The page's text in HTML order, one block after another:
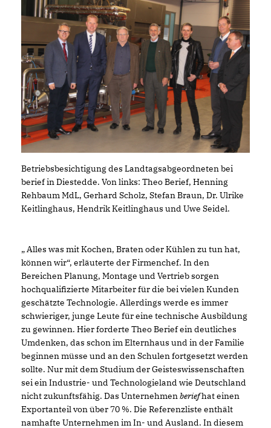
Betriebsbesichtigung des Landtagsabgeordneten bei
berief in Diestedde. Von links: Theo Berief, Henning
Rehbaum MdL, Gerhard Scholz, Stefan Braun, Dr. Ulrike
Keitlinghaus, Hendrik Keitlinghaus und Uwe Seidel.
Alles was mit Kochen, Braten oder Kühlen zu tun hat,
können wir“, erläuterte der Firmenchef. In den
Bereichen Planung, Montage und Vertrieb sorgen
hochqualifizierte Mitarbeiter für die bei vielen Kunden
geschätzte Technologie. Allerdings werde es immer
schwieriger, junge Leute für eine technische Ausbildung
zu gewinnen. Hier forderte Theo Berief ein deutliches
Umdenken, das schon im Elternhaus und in der Familie
beginnen müsse und an den Schulen fortgesetzt werden
sollte. Nur mit dem Studium der Geisteswissenschaften
sei ein Industrie- und Technologieland wie Deutschland
nicht zukunftsfähig. Das Unternehmenberiefhat einen
Exportanteil von über 70 %. Die Referenzliste enthält
namhafte Unternehmen im In- und Ausland. In diesem